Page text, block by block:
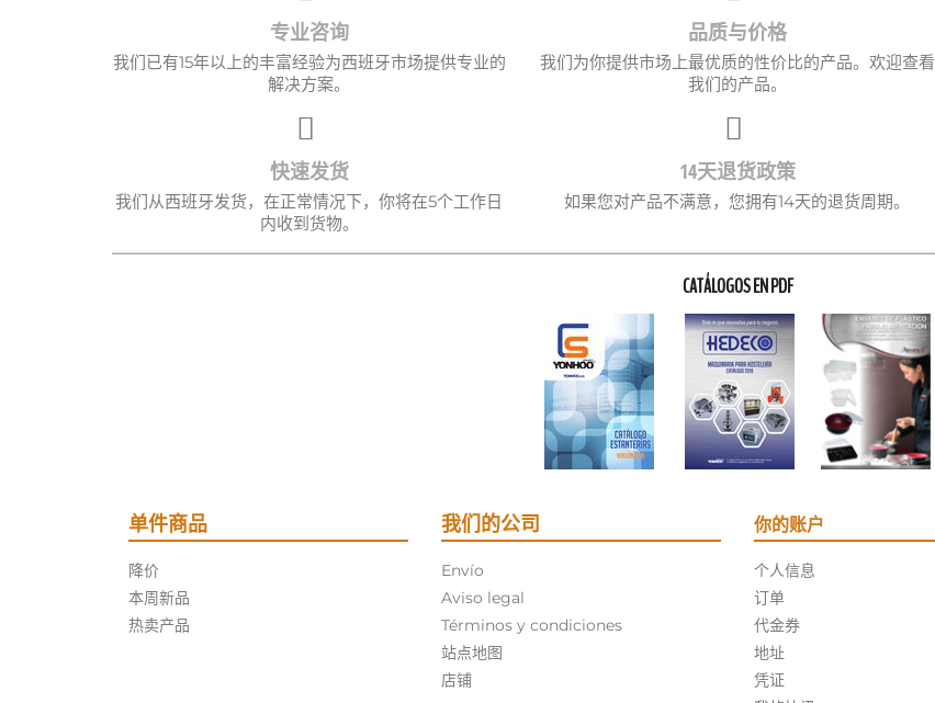
专业咨询
我们已有15年以上的丰富经验为西班牙市场提供专业的
解决方案。
品质与价格
我们为你提供市场上最优质的性价比的产品。欢迎查看
我们的产品。
快速发货
我们从西班牙发货，在正常情况下，你将在5个工作日
内收到货物。
14天退货政策
如果您对产品不满意，您拥有14天的退货周期。
CATÁLOGOS EN PDF
单件商品
降价
本周新品
热卖产品
我们的公司
Envío
Aviso legal
Términos y condiciones
站点地图
店铺
你的账户
个人信息
订单
代金券
地址
凭证
愿望清单名称